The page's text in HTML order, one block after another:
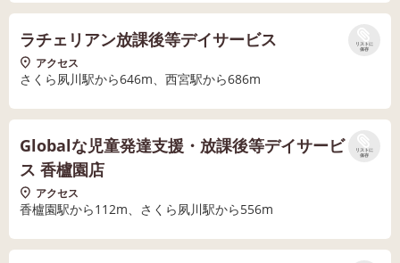
リストに
保存
ラチェリアン放課後等デイサービス
アクセス
さくら夙川駅から646m、西宮駅から686m
リストに
保存
Globalな児童発達支援・放課後等デイサービ
ス 香櫨園店
アクセス
香櫨園駅から112m、さくら夙川駅から556m